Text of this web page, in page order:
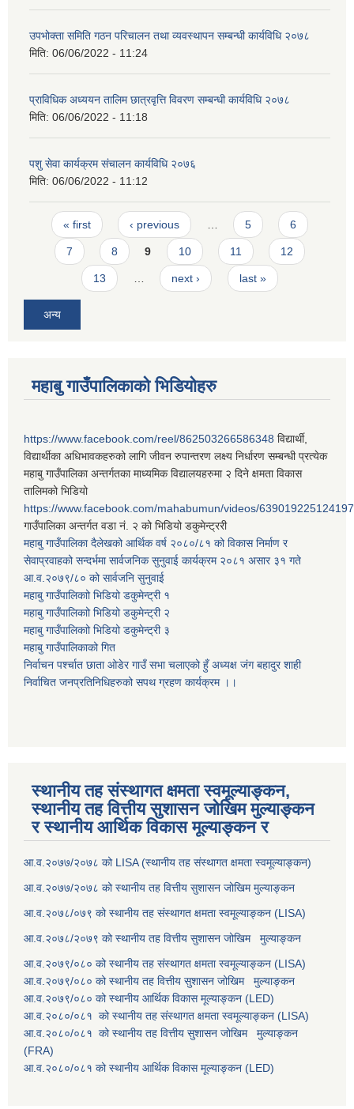
उपभोक्ता समिति गठन परिचालन तथा व्यवस्थापन सम्बन्धी कार्यविधि २०७८
मिति: 06/06/2022 - 11:24
प्राविधिक अध्ययन तालिम छात्रवृत्ति विवरण सम्बन्धी कार्यविधि २०७८
मिति: 06/06/2022 - 11:18
पशु सेवा कार्यक्रम संचालन कार्यविधि २०७६
मिति: 06/06/2022 - 11:12
Pages
« first ‹ previous 5 6
7 8 9 10 11 12
13 next › last »
अन्य
महाबु गाउँपालिकाको भिडियोहरु
https://www.facebook.com/reel/862503266586348 विद्यार्थी,
विद्यार्थीका अधिभावकहरुको लागि जीवन रुपान्तरण लक्ष्य निर्धारण सम्बन्धी प्रत्येक
महाबु गाउँपालिका अन्तर्गतका माध्यमिक विद्यालयहरुमा २ दिने क्षमता विकास
तालिमको भिडियो
https://www.facebook.com/mahabumun/videos/639019225124197
गाउँपालिका अन्तर्गत वडा नं. २ को भिडियो डकुमेन्ट्ररी
महाबु गाउँपालिका दैलेखको आर्थिक वर्ष २०८०/८१ को विकास निर्माण र
सेवाप्रवाहको सन्दर्भमा सार्वजनिक सुनुवाई कार्यक्रम २०८१ असार ३१ गते
आ.व.२०७९/८० को सार्वजनि सुनुवाई
महाबु गाउँपालिकाो भिडियो डकुमेन्ट्री १
महाबु गाउँपालिकाो भिडियो डकुमेन्ट्री २
महाबु गाउँपालिकाो भिडियो डकुमेन्ट्री ३
महाबु गाउँपालिकाको गित
निर्वाचन पर्श्चात छाता ओडेर गाउँ सभा चलाएको हुँ अध्यक्ष जंग बहादुर शाही
निर्वाचित जनप्रतिनिधिहरुको सपथ ग्रहण कार्यक्रम ।।
स्थानीय तह संस्थागत क्षमता स्वमूल्याङ्कन,
स्थानीय तह वित्तीय सुशासन जोखिम मुल्याङ्कन
र स्थानीय आर्थिक विकास मूल्याङ्कन र
आ.व.२०७७/२०७८ को LISA (स्थानीय तह संस्थागत क्षमता स्वमूल्याङ्कन)
आ.व.२०७७/२०७८ को स्थानीय तह वित्तीय सुशासन जोखिम मुल्याङ्कन
आ.व.२०७८/०७९ को स्थानीय तह संस्थागत क्षमता स्वमूल्याङ्कन (LISA)
आ.व.२०७८/२०७९ को स्थानीय तह वित्तीय सुशासन जोखिम मुल्याङ्कन
आ.व.२०७९/०८० को स्थानीय तह संस्थागत क्षमता स्वमूल्याङ्कन (LISA)
आ.व.२०७९/०८० को स्थानीय तह वित्तीय सुशासन जोखिम मुल्याङ्कन
आ.व.२०७९/०८० को स्थानीय आर्थिक विकास मूल्याङ्कन (LED)
आ.व.२०८०/०८१ को स्थानीय तह संस्थागत क्षमता स्वमूल्याङ्कन (LISA)
आ.व.२०८०/०८१ को स्थानीय तह वित्तीय सुशासन जोखिम मुल्याङ्कन
(FRA)
आ.व.२०८०/०८१ को स्थानीय आर्थिक विकास मूल्याङ्कन (LED)